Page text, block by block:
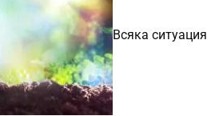
Всяка ситуация